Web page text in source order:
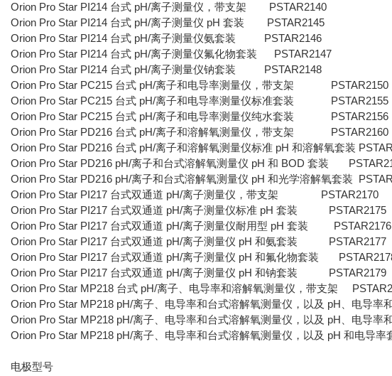
Orion Pro Star PI214 台式 pH/离子测量仪，带支架 PSTAR2140
Orion Pro Star PI214 台式 pH/离子测量仪 pH 套装 PSTAR2145
Orion Pro Star PI214 台式 pH/离子测量仪氨套装 PSTAR2146
Orion Pro Star PI214 台式 pH/离子测量仪氟化物套装 PSTAR2147
Orion Pro Star PI214 台式 pH/离子测量仪钠套装 PSTAR2148
Orion Pro Star PC215 台式 pH/离子和电导率测量仪，带支架 PSTAR2150
Orion Pro Star PC215 台式 pH/离子和电导率测量仪标准套装 PSTAR2155
Orion Pro Star PC215 台式 pH/离子和电导率测量仪纯水套装 PSTAR2156
Orion Pro Star PD216 台式 pH/离子和溶解氧测量仪，带支架 PSTAR2160
Orion Pro Star PD216 台式 pH/离子和溶解氧测量仪标准 pH 和溶解氧套装
Orion Pro Star PD216 pH/离子和台式溶解氧测量仪 pH 和 BOD 套装
Orion Pro Star PD216 pH/离子和台式溶解氧测量仪 pH 和光学溶解氧套装
Orion Pro Star PI217 台式双通道 pH/离子测量仪，带支架 PSTAR2170
Orion Pro Star PI217 台式双通道 pH/离子测量仪标准 pH 套装 PSTAR2175
Orion Pro Star PI217 台式双通道 pH/离子测量仪耐用型 pH 套装 PSTAR2176
Orion Pro Star PI217 台式双通道 pH/离子测量仪 pH 和氨套装 PSTAR2177
Orion Pro Star PI217 台式双通道 pH/离子测量仪 pH 和氟化物套装
Orion Pro Star PI217 台式双通道 pH/离子测量仪 pH 和钠套装 PSTAR2179
Orion Pro Star MP218 台式 pH/离子、电导率和溶解氧测量仪，带支架
Orion Pro Star MP218 pH/离子、电导率和台式溶解氧测量仪，以及 pH、电导
Orion Pro Star MP218 pH/离子、电导率和台式溶解氧测量仪，以及 pH、电导率
Orion Pro Star MP218 pH/离子、电导率和台式溶解氧测量仪，以及 pH 和
电极型号